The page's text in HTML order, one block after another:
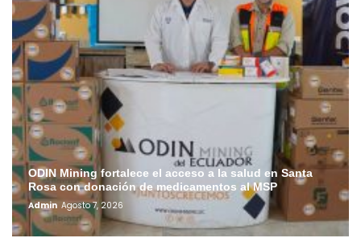
ODIN Mining fortalece el acceso a la salud en Santa
Rosa con donación de medicamentos al MSP
Admin Agosto 7, 2026